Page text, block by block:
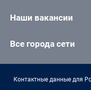
Наши вакансии
Все города сети
Контактные данные для